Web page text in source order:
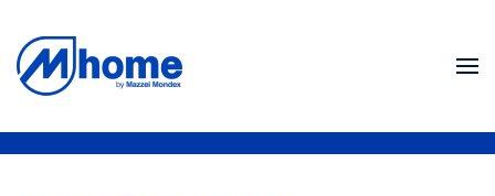
Ir al contenido principal